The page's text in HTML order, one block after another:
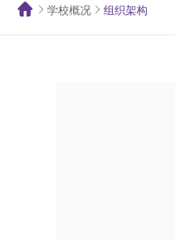
学校概况 组织架构